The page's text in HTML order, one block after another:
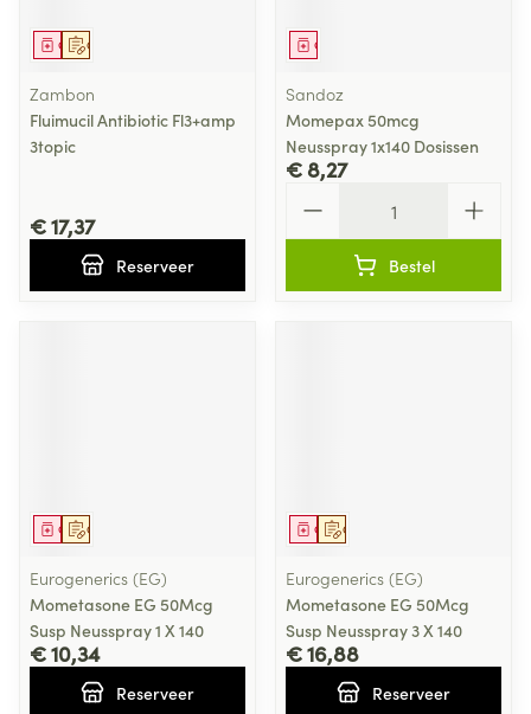
Op voorschrift
Geneesmiddel
Zambon
Fluimucil Antibiotic Fl3+amp
3topic
€ 17,37
Reserveer
Geneesmiddel
Sandoz
Momepax 50mcg
Neusspray 1x140 Dosissen
€ 8,27
Bestel
Op voorschrift
Geneesmiddel
Eurogenerics (EG)
Mometasone EG 50Mcg
Susp Neusspray 1 X 140
€ 10,34
Reserveer
Op voorschrift
Geneesmiddel
Eurogenerics (EG)
Mometasone EG 50Mcg
Susp Neusspray 3 X 140
€ 16,88
Reserveer